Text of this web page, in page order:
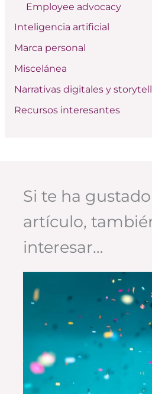
:
Employee advocacy
Inteligencia artificial
Marca personal
Miscelánea
Narrativas digitales y
Recursos interesantes
Si te ha
artículo,
interesar…